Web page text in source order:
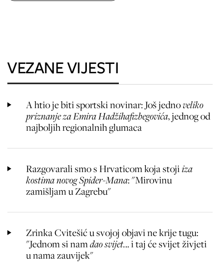
VEZANE VIJESTI
A htio je biti sportski novinar: Još jednoveliko
priznanje za Emira Hadžihafizbegovića, jednog od
najboljih regionalnih glumaca
Razgovarali smo s Hrvaticom koja stojiiza
kostima novog Spider-Mana: "Mirovinu
zamišljam u Zagrebu"
Zrinka Cvitešić u svojoj objavi ne krije tugu:
"Jednom si namdao svijet... i taj će svijet živjeti
u nama zauvijek"